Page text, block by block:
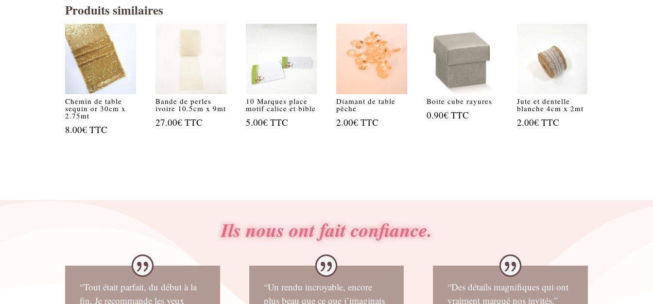
Produits similaires
Chemin de table
sequin or 30cm x
2.75mt
8.00€ TTC
Bande de perles
ivoire 10.5cm x 9mt
27.00€ TTC
10 Marques place
motif calice et bible
5.00€ TTC
Diamant de table
pèche
2.00€ TTC
Boite cube rayures
0.90€ TTC
Jute et dentelle
blanche 4cm x 2mt
2.00€ TTC
Ils nous ont fait confiance.
“Tout était parfait, du début à la
fin. Je recommande les yeux
“Un rendu incroyable, encore
plus beau que ce que j’imaginais
“Des détails magnifiques qui ont
vraiment marqué nos invités.”